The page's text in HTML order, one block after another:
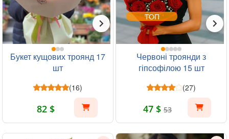
Букет кущових троянд 17
шт
(16)
82 $
ТОП
Червоні троянди з
гіпсофілою 15 шт
(27)
47 $ 53